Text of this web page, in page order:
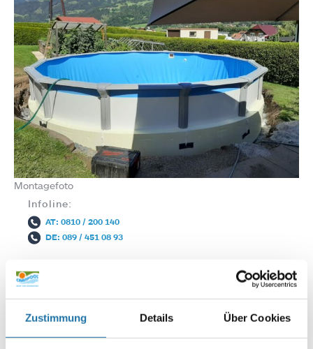
Zustimmung Details Über Cookies
Montagefoto
Infoline:
AT: 0810 / 200 140
DE: 089 / 451 08 93